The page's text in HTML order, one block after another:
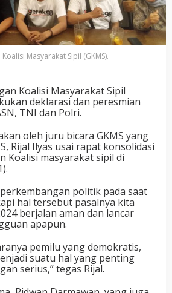
Masyarakat Sipil (GKMS).
Koalisi Masyarakat Sipil
deklarasi dan peresmian
TNI dan Polri.
oleh juru bicara GKMS yang
Rijal Ilyas usai rapat konsolidasi
Koalisi masyarakat sipil di
politik pada saat
hal tersebut pasalnya kita
berjalan aman dan lancar
apapun.
pemilu yang demokratis,
suatu hal yang penting
serius,” tegas Rijal.